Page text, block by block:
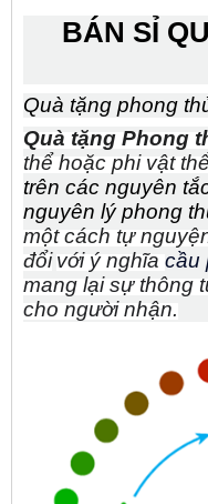
BÁN SỈ
Quà tặng phong
Quà tặng Phong
thểhoặc phi vật
trên các nguyên
nguyên lý phong
một cách tự
đổi với ý nghĩa cầu
mang lại sự thông
cho ngườinhận.